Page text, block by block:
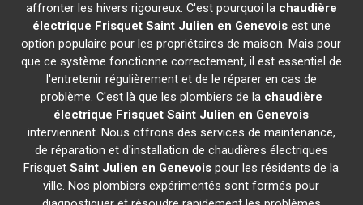
affronter les hivers rigoureux. C'est pourquoi la chaudière
électrique Frisquet Saint Julien en Genevoisest une
option populaire pour les propriétaires de maison. Mais pour
que ce système fonctionne correctement, il est essentiel de
l'entretenir régulièrement et de le réparer en cas de
problème. C'est là que les plombiers de la chaudière
électrique Frisquet Saint Julien en Genevois
interviennent. Nous offrons des services de maintenance,
de réparation et d'installation de chaudières électriques
FrisquetSaint Julien en Genevois pour les résidents de la
ville. Nos plombiers expérimentés sont formés pour